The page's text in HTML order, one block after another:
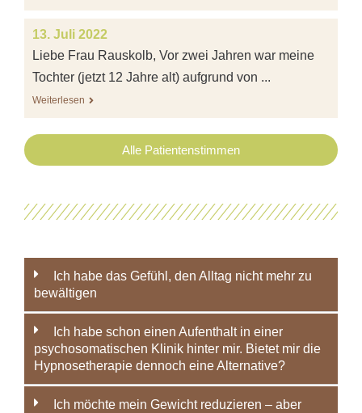
13. Juli 2022
Liebe Frau Rauskolb, Vor zwei Jahren war meine
Tochter (jetzt 12 Jahre alt) aufgrund von ...
Weiterlesen
Alle Patientenstimmen
Ich habe das Gefühl, den Alltag nicht mehr zu
bewältigen
Ich habe schon einen Aufenthalt in einer
psychosomatischen Klinik hinter mir. Bietet mir die
Hypnosetherapie dennoch eine Alternative?
Ich möchte mein Gewicht reduzieren – aber